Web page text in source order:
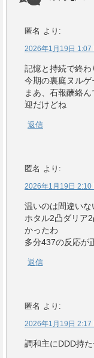
匿名 より:
2026年1月19日 1:07
記憶と持続で終わ
今期の裏庭ヌルゲ
まあ、石報酬絡
迎だけどね
返信
匿名 より:
2026年1月19日 2:10
温いのは間違いな
ホタル2凸ダリア
かったわ
多分437の反応が
返信
匿名 より:
2026年1月19日 2:17
調和主にDDD持